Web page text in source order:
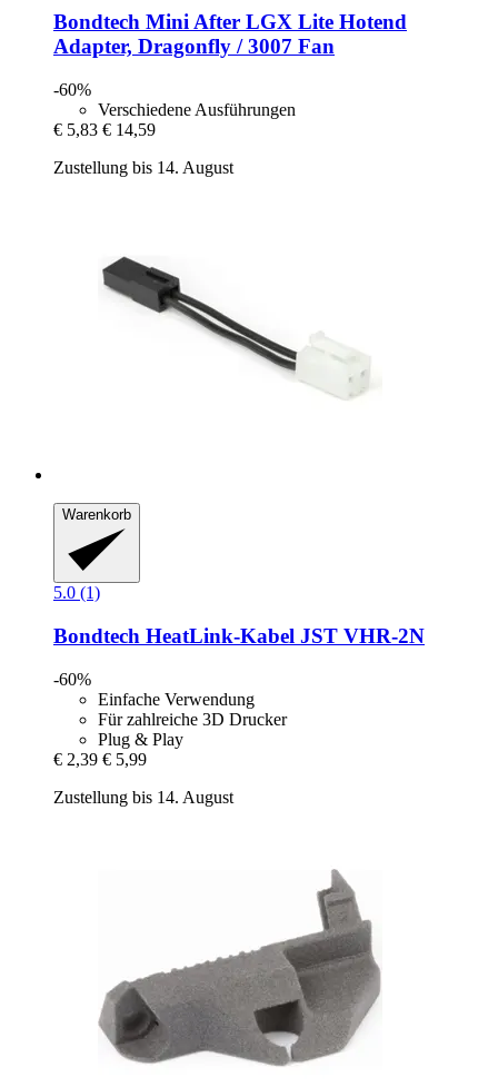
Bondtech Mini After LGX Lite Hotend
Adapter, Dragonfly / 3007 Fan
-60%
Verschiedene Ausführungen
€ 5,83 € 14,59
Zustellung bis 14. August
Warenkorb
5.0 (1)
Bondtech HeatLink-​Kabel JST VHR-​2N
-60%
Einfache Verwendung
Für zahlreiche 3D Drucker
Plug & Play
€ 2,39 € 5,99
Zustellung bis 14. August